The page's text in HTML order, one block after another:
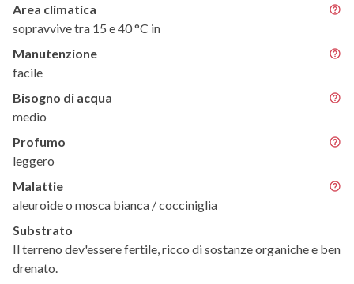
Area climatica
sopravvive tra 15 e 40 °C in
Manutenzione
facile
Bisogno di acqua
medio
Profumo
leggero
Malattie
aleuroide o mosca bianca / cocciniglia
Substrato
Il terreno dev'essere fertile, ricco di sostanze organiche e ben
drenato.